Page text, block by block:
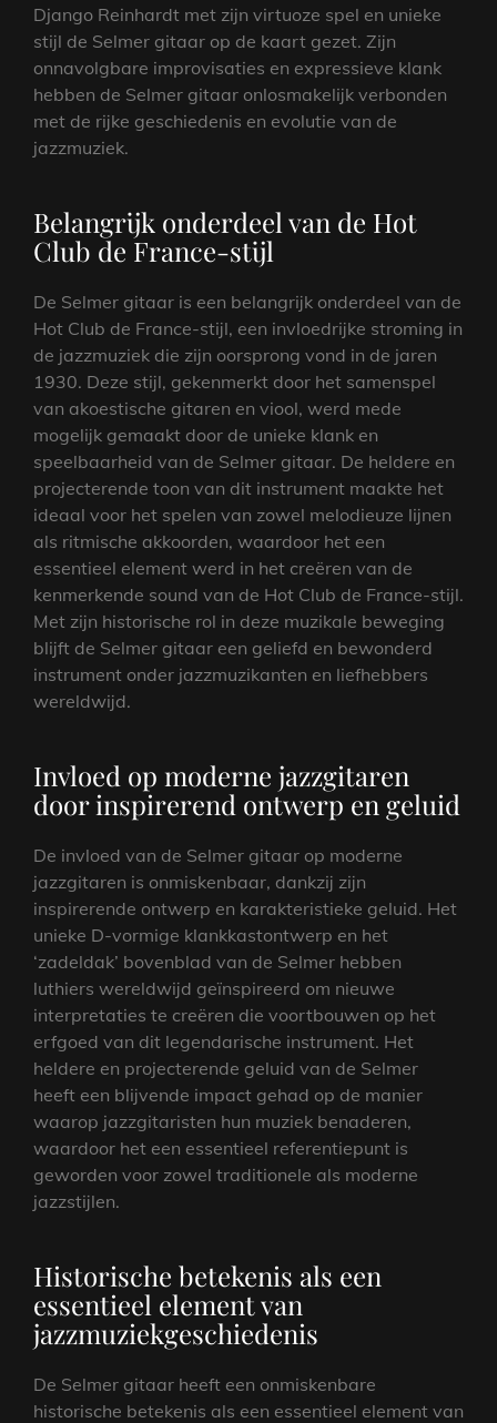
Django Reinhardt met zijn virtuoze spel en unieke
stijl de Selmer gitaar op de kaart gezet. Zijn
onnavolgbare improvisaties en expressieve klank
hebben de Selmer gitaar onlosmakelijk verbonden
met de rijke geschiedenis en evolutie van de
jazzmuziek.
Belangrijk onderdeel van de Hot
Club de France-stijl
De Selmer gitaar is een belangrijk onderdeel van de
Hot Club de France-stijl, een invloedrijke stroming in
de jazzmuziek die zijn oorsprong vond in de jaren
1930. Deze stijl, gekenmerkt door het samenspel
van akoestische gitaren en viool, werd mede
mogelijk gemaakt door de unieke klank en
speelbaarheid van de Selmer gitaar. De heldere en
projecterende toon van dit instrument maakte het
ideaal voor het spelen van zowel melodieuze lijnen
als ritmische akkoorden, waardoor het een
essentieel element werd in het creëren van de
kenmerkende sound van de Hot Club de France-stijl.
Met zijn historische rol in deze muzikale beweging
blijft de Selmer gitaar een geliefd en bewonderd
instrument onder jazzmuzikanten en liefhebbers
wereldwijd.
Invloed op moderne jazzgitaren
door inspirerend ontwerp en geluid
De invloed van de Selmer gitaar op moderne
jazzgitaren is onmiskenbaar, dankzij zijn
inspirerende ontwerp en karakteristieke geluid. Het
unieke D-vormige klankkastontwerp en het
‘zadeldak’ bovenblad van de Selmer hebben
luthiers wereldwijd geïnspireerd om nieuwe
interpretaties te creëren die voortbouwen op het
erfgoed van dit legendarische instrument. Het
heldere en projecterende geluid van de Selmer
heeft een blijvende impact gehad op de manier
waarop jazzgitaristen hun muziek benaderen,
waardoor het een essentieel referentiepunt is
geworden voor zowel traditionele als moderne
jazzstijlen.
Historische betekenis als een
essentieel element van
jazzmuziekgeschiedenis
De Selmer gitaar heeft een onmiskenbare
historische betekenis als een essentieel element van